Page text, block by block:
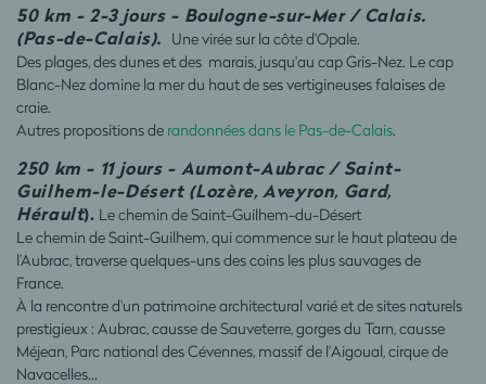
50 km - 2-3 jours - Boulogne-sur-Mer / Calais.
(Pas-de-Calais). Une virée sur la côte d'Opale.
Des plages, des dunes et des marais, jusqu'au cap Gris-Nez. Le cap
Blanc-Nez domine la mer du haut de ses vertigineuses falaises de
craie.
Autres propositions de randonnées dans le Pas-de-Calais.
250 km - 11 jours - Aumont-Aubrac / Saint-
Guilhem-le-Désert (Lozère, Aveyron, Gard,
Hérault). Le chemin de Saint-Guilhem-du-Désert
Le chemin de Saint-Guilhem, qui commence sur le haut plateau de
l’Aubrac, traverse quelques-uns des coins les plus sauvages de
France.
À la rencontre d'un patrimoine architectural varié et de sites naturels
prestigieux : Aubrac, causse de Sauveterre, gorges du Tarn, causse
Méjean, Parc national des Cévennes, massif de l'Aigoual, cirque de
Navacelles…